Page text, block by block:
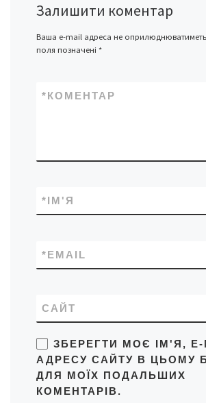
Залишити коментар
Ваша e-mail адреса не
поля позначені *
КОМЕНТАР
*
ІМ'Я
*
EMAIL
*
САЙТ
ЗБЕРЕГТИ МОЄ ІМ'Я, E-
АДРЕСУ САЙТУ В ЦЬОМУ
ДЛЯ МОЇХ ПОДАЛЬШИХ
КОМЕНТАРІВ.